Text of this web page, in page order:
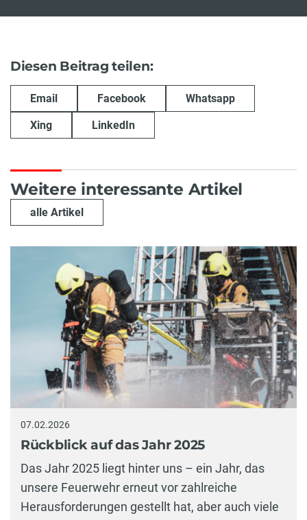
Diesen Beitrag teilen:
Email Facebook Whatsapp
Xing LinkedIn
Weitere interessante Artikel
alle Artikel
07.02.2026
Rückblick auf das Jahr 2025
Das Jahr 2025 liegt hinter uns – ein Jahr, das
unsere Feuerwehr erneut vor zahlreiche
Herausforderungen gestellt hat, aber auch viele